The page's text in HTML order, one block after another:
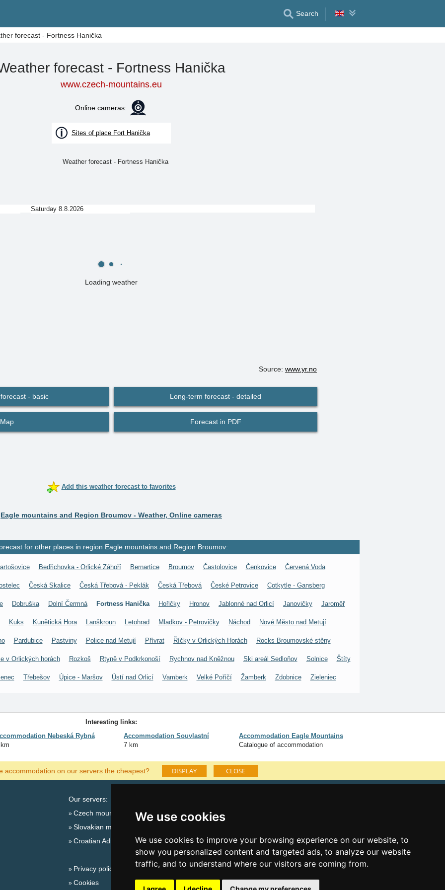
We use cookies
We use cookies to improve your browsing experience on our website, to
show you personalized content and targeted ads, to analyze our website
traffic, and to understand where our visitors are coming from.
Search
forecast - Fortness Hanička
forecast - Fortness Hanička
www.czech-mountains.eu
Online cameras:
Sites of place Fort Hanička
Loading weather
Saturday 8.8.2026
Source: www.yr.no
- basic Long-term forecast - detailed
Map Forecast in PDF
Add this weather forecast to favorites
Eagle mountains and Region Broumov - Weather, Online cameras
for other places in region Eagle mountains and Region Broumov:
Bedřichovka - Orlické Záhoří Bernartice Broumov Častolovice Čenkovice Červená Voda
Česká Skalice Česká Třebová - Peklák Česká Třebová České Petrovice Cotkytle - Gansberg
Dobruška Dolní Čermná Fortness Hanička Hořičky Hronov Jablonné nad Orlicí Janovičky Jaroměř
Kuks Kunětická Hora Lanškroun Letohrad Mladkov - Petrovičky Náchod Nové Město nad Metují
Pardubice Pastviny Police nad Metují Přívrat Říčky v Orlických Horách Rocks Broumovské stěny
v Orlických horách Rozkoš Rtyně v Podkrkonoší Rychnov nad Kněžnou Ski areál Sedloňov Solnice Štíty
Třebešov Úpice - Maršov Ústí nad Orlicí Vamberk Velké Poříčí Žamberk Zdobnice Zieleniec
Interesting links:
Nebeská Rybná
Accommodation Souvlastní
7 km
Accommodation Eagle Mountains
Catalogue of accommodation
accommodation on our servers the cheapest? DISPLAY CLOSE
Our servers:
Czech mountains
Slovakian mountains
Croatian Adriatic
Privacy policy
Cookies
Lastminute Eagle Mountains
New year's eve Eagle Mountains
New year's eve in mountains 2025/26
Snow forecast
Places for bathing